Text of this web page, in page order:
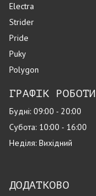
Electra
Strider
Pride
Puky
Polygon
ГРАФІК РОБОТИ
Будні: 09:00 - 20:00
Субота: 10:00 - 16:00
Неділя: Вихідний
ДОДАТКОВО